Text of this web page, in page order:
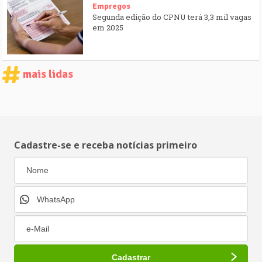
Empregos
Segunda edição do CPNU terá 3,3 mil vagas
em 2025
mais lidas
Cadastre-se e receba notícias primeiro